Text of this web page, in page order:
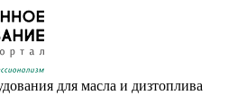
для масла и дизтоплива